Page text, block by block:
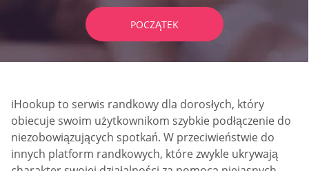
POCZĄTEK
iHookup to serwis randkowy dla dorosłych, który
obiecuje swoim użytkownikom szybkie podłączenie do
niezobowiązujących spotkań. W przeciwieństwie do
innych platform randkowych, które zwykle ukrywają